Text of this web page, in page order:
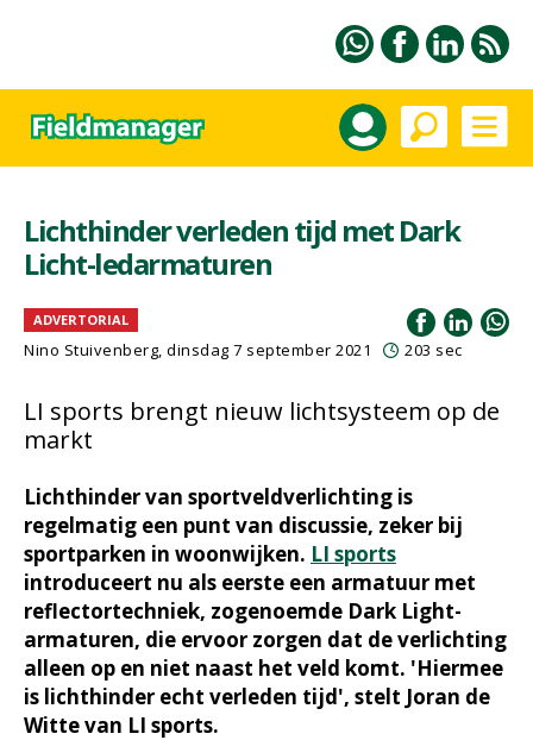
Lichthinder verleden tijd met Dark
Licht-ledarmaturen
ADVERTORIAL
Nino Stuivenberg, dinsdag 7 september 2021 203 sec
LI sports brengt nieuw lichtsysteem op de
markt
Lichthinder van sportveldverlichting is
regelmatig een punt van discussie, zeker bij
sportparken in woonwijken. LI sports
introduceert nu als eerste een armatuur met
reflectortechniek, zogenoemde Dark Light-
armaturen, die ervoor zorgen dat de verlichting
alleen op en niet naast het veld komt. 'Hiermee
is lichthinder echt verleden tijd', stelt Joran de
Witte van LI sports.